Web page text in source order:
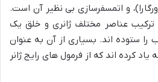
و اتمسفرسازی بی نظیر آن است.
ترکیب عناصر مختلف ژانری و خلق یک
ستوده اند. بسیاری از آن به عنوان
کرده اند که از فرمول های رایج ژانر